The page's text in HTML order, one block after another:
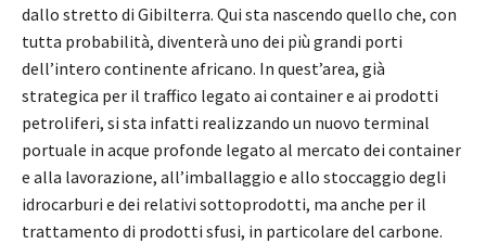
dallo stretto di Gibilterra. Qui sta nascendo quello che, con
tutta probabilità, diventerà uno dei più grandi porti
dell’intero continente africano. In quest’area, già
strategica per il traffico legato ai container e ai prodotti
petroliferi, si sta infatti realizzando un nuovo terminal
portuale in acque profonde legato al mercato dei container
e alla lavorazione, all’imballaggio e allo stoccaggio degli
idrocarburi e dei relativi sottoprodotti, ma anche per il
trattamento di prodotti sfusi, in particolare del carbone.